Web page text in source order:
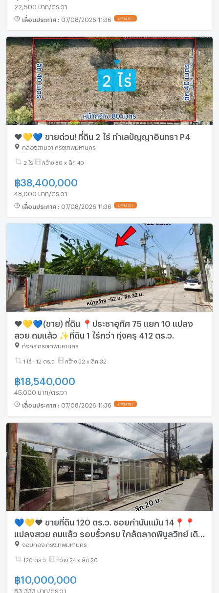
22,500 บาท/ตร.วา
เลื่อนประกาศ : 07/08/2026 11:36 UPDATE !
❤️💛💙 ขายด่วน! ที่ดิน 2 ไร่ ทำเลปัญญาอินทรา P4
คลองสามวา กรุงเทพมหานคร
2 ไร่ กว้าง 80 x ลึก 40
฿38,400,000
48,000 บาท/ตร.วา
เลื่อนประกาศ : 07/08/2026 11:36 UPDATE !
❤️💛💙(ขาย) ที่ดิน 📍ประชาอุทิศ 75 แยก 10 แปลง
สวย ถมแล้ว ✨ที่ดิน 1 ไร่กว่า ทุ่งครุ 412 ตร.ว.
ทุ่งครุ กรุงเทพมหานคร
1 ไร่ - 12 ตร.ว. กว้าง 52 x ลึก 32
฿18,540,000
45,000 บาท/ตร.วา
เลื่อนประกาศ : 07/08/2026 11:36 UPDATE !
💙💛❤️ ขายที่ดิน 120 ตร.ว. ซอยกำนันแม้น 14📍📍
แปลงสวย ถมแล้ว รอบรั้วครบ ใกล้ตลาดพิบูลวิทย์ เดิน
ทางสะดวก ใกล้ เอกชัย 36 – กัลปพฤกษ์ – เอกชัย
จอมทอง กรุงเทพมหานคร
120 ตร.ว. กว้าง 24 x ลึก 20
฿10,000,000
83,333 บาท/ตร.วา